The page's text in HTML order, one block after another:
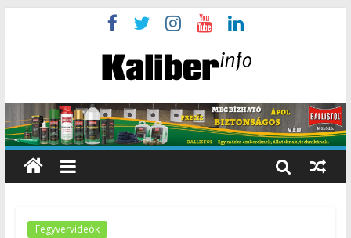
Fegyvervideók